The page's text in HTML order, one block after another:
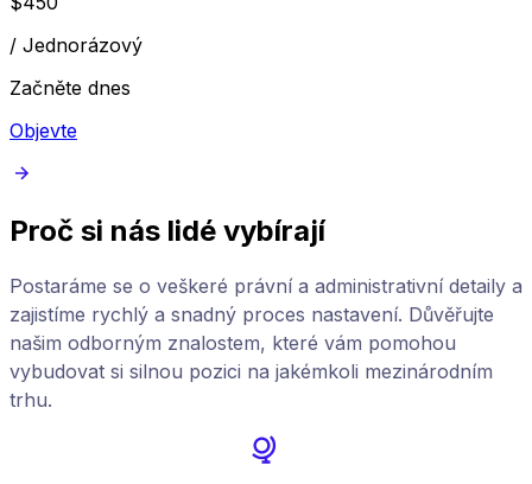
/ Jednorázový
Začněte dnes
Objevte
Proč si nás lidé vybírají
Postaráme se o veškeré právní a administrativní detaily a
zajistíme rychlý a snadný proces nastavení. Důvěřujte
našim odborným znalostem, které vám pomohou
vybudovat si silnou pozici na jakémkoli mezinárodním
trhu.